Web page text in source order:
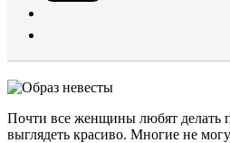
Почти все женщины любят делать
выглядеть красиво. Многие не